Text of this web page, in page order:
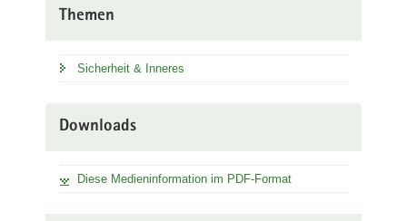
Themen
Sicherheit & Inneres
Downloads
Diese Medieninformation im PDF-Format